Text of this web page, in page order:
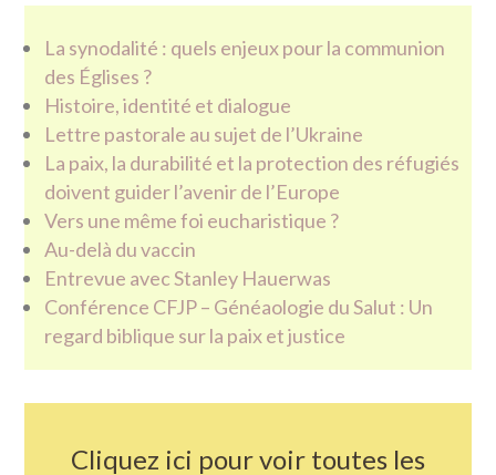
La synodalité : quels enjeux pour la communion
des Églises ?
Histoire, identité et dialogue
Lettre pastorale au sujet de l’Ukraine
La paix, la durabilité et la protection des réfugiés
doivent guider l’avenir de l’Europe
Vers une même foi eucharistique ?
Au-delà du vaccin
Entrevue avec Stanley Hauerwas
Conférence CFJP – Généaologie du Salut : Un
regard biblique sur la paix et justice
Cliquez ici pour voir toutes les